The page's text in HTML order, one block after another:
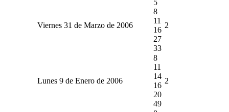
Viernes 31 de Marzo de 2006
5
8
11
16
27
33
2
Lunes 9 de Enero de 2006
8
11
14
16
20
49
2